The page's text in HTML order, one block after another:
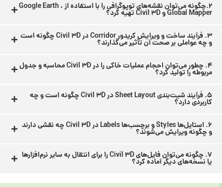
2.چگونه می‌توان نقشه‌های توپوگرافی را با استفاده از Google Earth ،
Global Mapper و Civil 3D تهیه کرد؟
3. فرآیند ساخت و ویرایش کریدور Corridor در Civil 3D چگونه است
و چه عواملی بر صحت آن تأثیر می‌گذارند؟
4. چطور می‌توان احجام عملیات خاکی را در Civil 3D محاسبه و جدول
مربوطه را تولید کرد؟
5. فرآیند شیت‌بندی Sheet Layout در Civil 3D چگونه است و چه
کاربردی دارد؟
6. استایل‌ها Styles و برچسب‌ها Labels در Civil 3D چه نقشی دارند
و چگونه ویرایش می‌شوند؟
7. چگونه می‌توان فایل‌های Civil 3D را برای انتقال به سایر نرم‌افزارها
یا نسخه‌های دیگر آماده کرد؟